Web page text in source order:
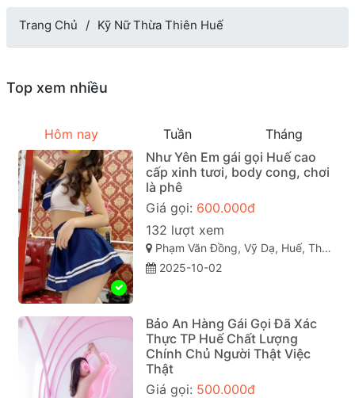
Trang Chủ Kỹ Nữ Thừa Thiên Huế
Top xem nhiều
Hôm nay Tuần
Tháng
Như Yên Em gái gọi Huế cao
cấp xinh tươi, body cong, chơi
là phê
Giá gọi: 600.000đ
132 lượt xem
Phạm Văn Đồng, Vỹ Dạ, Huế, Thừa Thiên Huế
2025-10-02
Bảo An Hàng Gái Gọi Đã Xác
Thực TP Huế Chất Lượng
Chính Chủ Người Thật Việc
Thật
Giá gọi: 500.000đ